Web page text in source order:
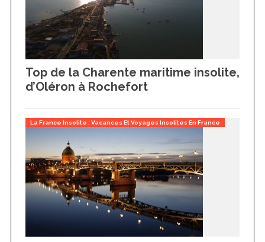
Top de la Charente maritime insolite,
d’Oléron à Rochefort
La France Insolite : Vacances Et Voyages Insolites En France